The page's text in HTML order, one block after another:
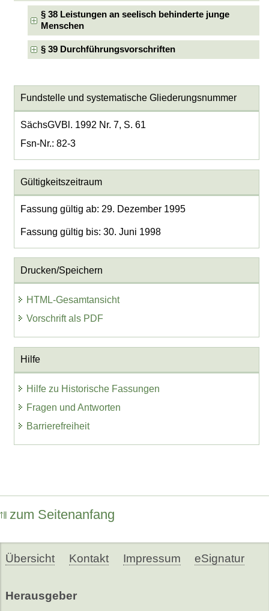
§ 38 Leistungen an seelisch behinderte junge
Menschen
§ 39 Durchführungsvorschriften
Fundstelle und systematische Gliederungsnummer
SächsGVBl. 1992 Nr. 7, S. 61
Fsn-Nr.: 82-3
Gültigkeitszeitraum
Fassung gültig ab: 29. Dezember 1995
Fassung gültig bis: 30. Juni 1998
Drucken/Speichern
HTML-Gesamtansicht
Vorschrift als PDF
Hilfe
Hilfe zu Historische Fassungen
Fragen und Antworten
Barrierefreiheit
zum Seitenanfang
Übersicht Kontakt Impressum eSignatur
Herausgeber